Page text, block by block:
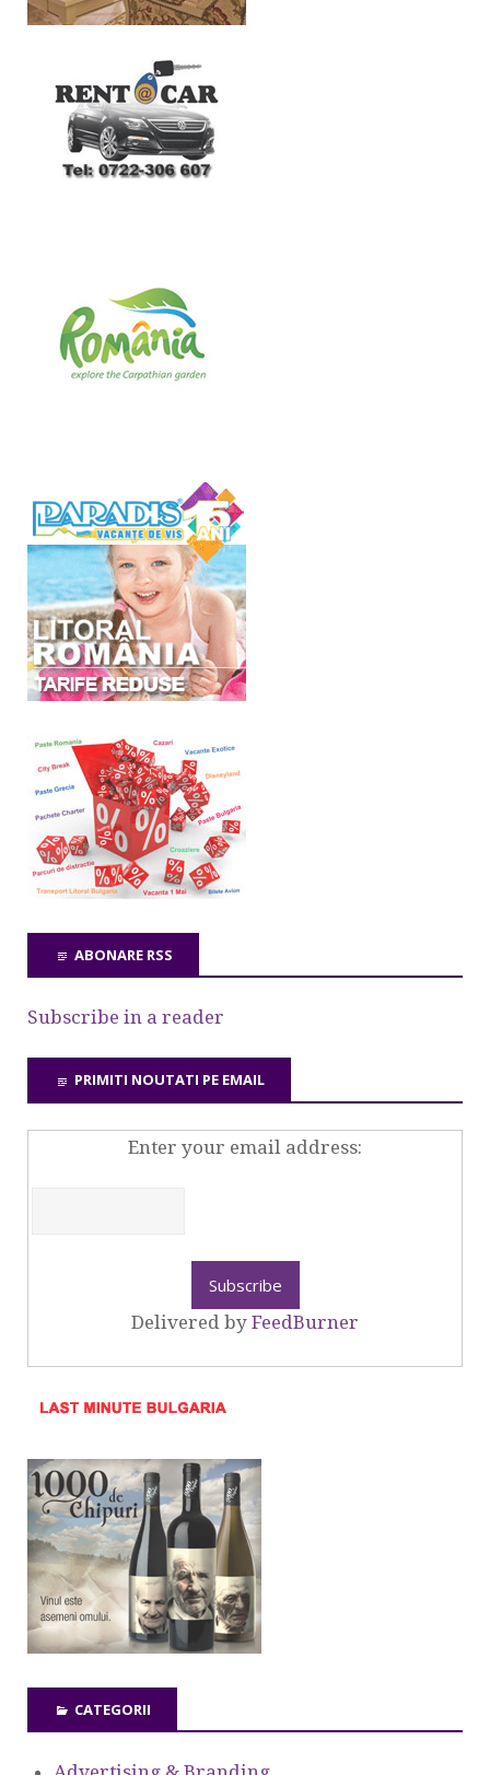
ABONARE RSS
Subscribe in a reader
PRIMITI NOUTATI PE EMAIL
Enter your email address:
Delivered by FeedBurner
CATEGORII